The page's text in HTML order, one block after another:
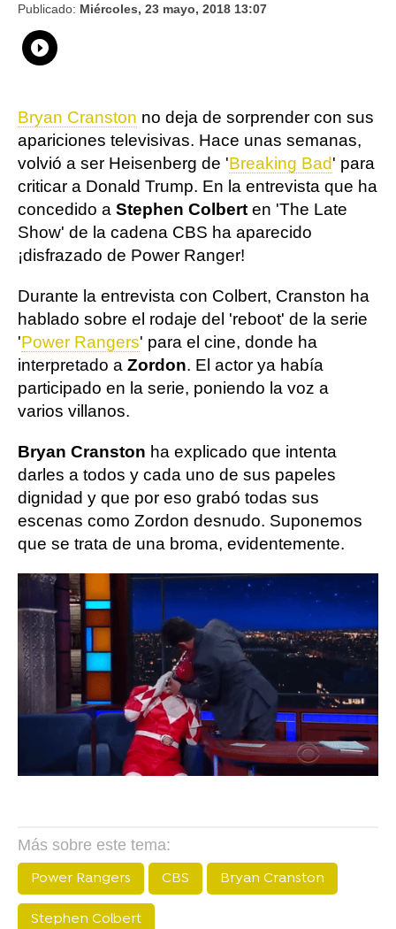
Publicado: Miércoles, 23 mayo, 2018 13:07
Whatsapp
Compartir
Bryan Cranston no deja de sorprender con sus
apariciones televisivas. Hace unas semanas,
volvió a ser Heisenberg de 'Breaking Bad' para
criticar a Donald Trump. En la entrevista que ha
concedido a Stephen Colbert en 'The Late
Show' de la cadena CBS ha aparecido
¡disfrazado de Power Ranger!
Durante la entrevista con Colbert, Cranston ha
hablado sobre el rodaje del 'reboot' de la serie
'Power Rangers' para el cine, donde ha
interpretado a Zordon. El actor ya había
participado en la serie, poniendo la voz a
varios villanos.
Bryan Cranston ha explicado que intenta
darles a todos y cada uno de sus papeles
dignidad y que por eso grabó todas sus
escenas como Zordon desnudo. Suponemos
que se trata de una broma, evidentemente.
Más sobre este tema:
Power Rangers
CBS Bryan Cranston
Stephen Colbert